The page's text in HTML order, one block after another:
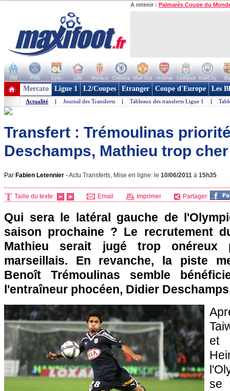
A retenir : Palmarès Coupe du
OM PSG Lyon Lille Monaco Chelsea Man Utd Arsenal Liverpool ManCity
+ de clubs
Mercato Ligue 1 L2/Coupes Etranger Coupe d'Europe Les
Actualité | Journal des Transferts | Tableaux des transferts Ligue 1 |
Transfert : Trémoulinas
Deschamps, Mathieu trop cher
Par Fabien Letennier -Actu Transferts, Mise en ligne: le 10/06/2011 à 15h35
Taille du texte: Email Imprimer Partager:
Qui sera le latéral gauche de
saison prochaine ? Le recrutement
Mathieu serait jugé trop onéreux
marseillais. En revanche, la piste
Benoît Trémoulinas semble
l'entraîneur phocéen, Didier
et